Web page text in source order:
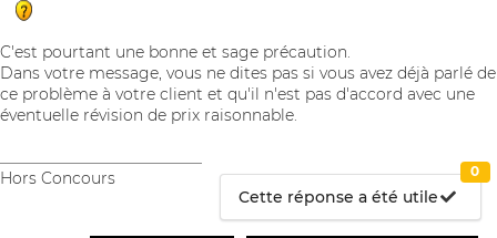
C'est pourtant une bonne et sage précaution.
Dans votre message, vous ne dites pas si vous avez déjà parlé de
ce problème à votre client et qu'il n'est pas d'accord avec une
éventuelle révision de prix raisonnable.
Hors Concours
Cette réponse a été utile
0